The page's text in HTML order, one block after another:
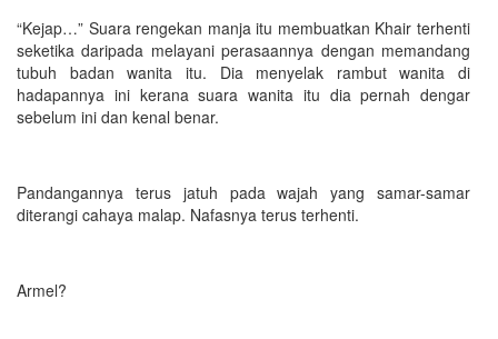
“Kejap…” Suara rengekan manja itu membuatkan Khair terhenti
seketika daripada melayani perasaannya dengan memandang
tubuh badan wanita itu. Dia menyelak rambut wanita di
hadapannya ini kerana suara wanita itu dia pernah dengar
sebelum ini dan kenal benar.
Pandangannya terus jatuh pada wajah yang samar-samar
diterangi cahaya malap. Nafasnya terus terhenti.
Armel?